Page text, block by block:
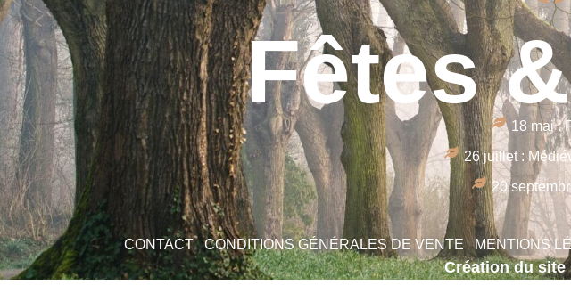
Fêtes
18 mai :
26 juillet :
20
CONTACT CONDITIONS GÉNÉRALES DE VENTE MENTIONS
Création du site